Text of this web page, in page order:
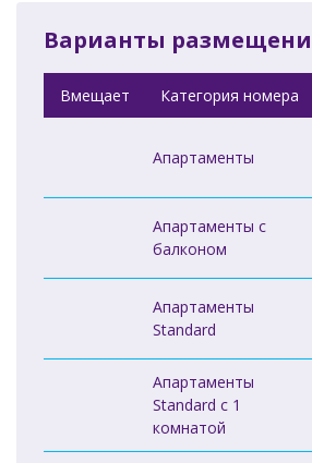
Варианты
Вмещает Категория номера
Апартаменты
Апартаменты с
балконом
Апартаменты
Standard
Апартаменты
Standard c 1
комнатой